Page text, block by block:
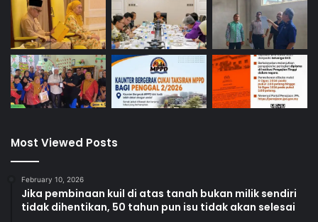
rendah karbon, selaras dengan aspirasi pembangunan
mampan negeri dan negara.
“Dalam jangka panjang, pembangunan Bandaraya
Seremban sebagai bandar pintar akan memberi impak
besar kepada Negeri Sembilan dari segi daya tarikan
berkemahiran, serta peningkatan kualiti hidup rakyat,” jelas
beliau.
Menurut Aminuddin, ekosistem digital dan teknologi yang
kukuh akan meletakkan Negeri Sembilan sebagai destinasi
Most Viewed Posts
February 10, 2026
Jika pembinaan kuil di atas tanah bukan milik sendiri
tidak dihentikan, 50 tahun pun isu tidak akan selesai